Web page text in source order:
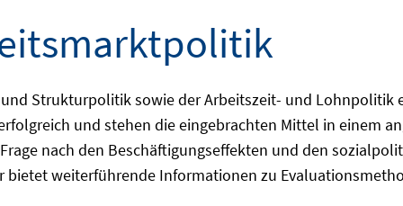
Strukturpolitik sowie der Arbeitszeit- und Lohnpolitik
und stehen die eingebrachten Mittel in einem
nach den Beschäftigungseffekten und den
bietet weiterführende Informationen zu